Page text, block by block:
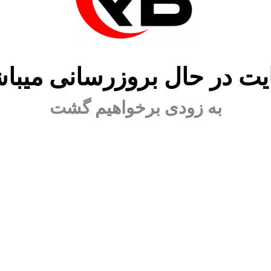
در حال بروزرسانی
به زودی برخواهیم گشت